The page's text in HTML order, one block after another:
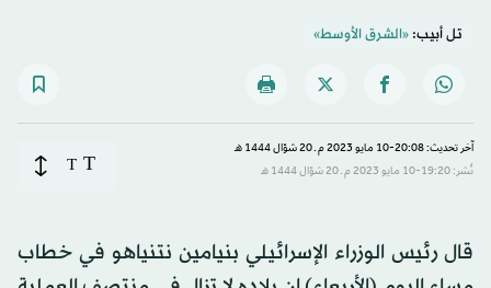
تل أبيب:«الشرق الأوسط»
آخر تحديث: 20:08-10 مايو 2023 م ـ 20 شوّال 1444 هـ
نُشر: 19:20-10 مايو 2023 م ـ 20 شوّال 1444 هـ
T
T
قال رئيس الوزراء الإسرائيلي بنيامين نتنياهو في خطاب